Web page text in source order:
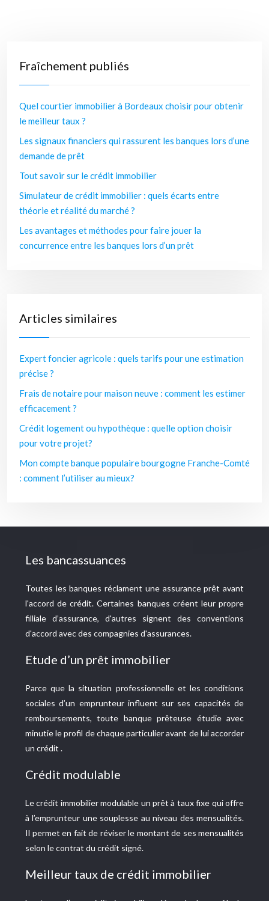
Fraîchement publiés
Quel courtier immobilier à Bordeaux choisir pour obtenir
le meilleur taux ?
Les signaux financiers qui rassurent les banques lors d’une
demande de prêt
Tout savoir sur le crédit immobilier
Simulateur de crédit immobilier : quels écarts entre
théorie et réalité du marché ?
Les avantages et méthodes pour faire jouer la
concurrence entre les banques lors d’un prêt
Articles similaires
Expert foncier agricole : quels tarifs pour une estimation
précise ?
Frais de notaire pour maison neuve : comment les estimer
efficacement ?
Crédit logement ou hypothèque : quelle option choisir
pour votre projet?
Mon compte banque populaire bourgogne Franche-Comté
: comment l’utiliser au mieux?
Les bancassuances
Toutes les banques réclament une assurance prêt avant
l'accord de crédit. Certaines banques créent leur propre
filliale d’assurance, d'autres signent des conventions
d'accord avec des compagnies d'assurances.
Etude d’un prêt immobilier
Parce que la situation professionnelle et les conditions
sociales d’un emprunteur influent sur ses capacités de
remboursements, toute banque prêteuse étudie avec
minutie le profil de chaque particulier avant de lui accorder
un crédit .
Crédit modulable
Le crédit immobilier modulable un prêt à taux fixe qui offre
à l’emprunteur une souplesse au niveau des mensualités.
Il permet en fait de réviser le montant de ses mensualités
selon le contrat du crédit signé.
Meilleur taux de crédit immobilier